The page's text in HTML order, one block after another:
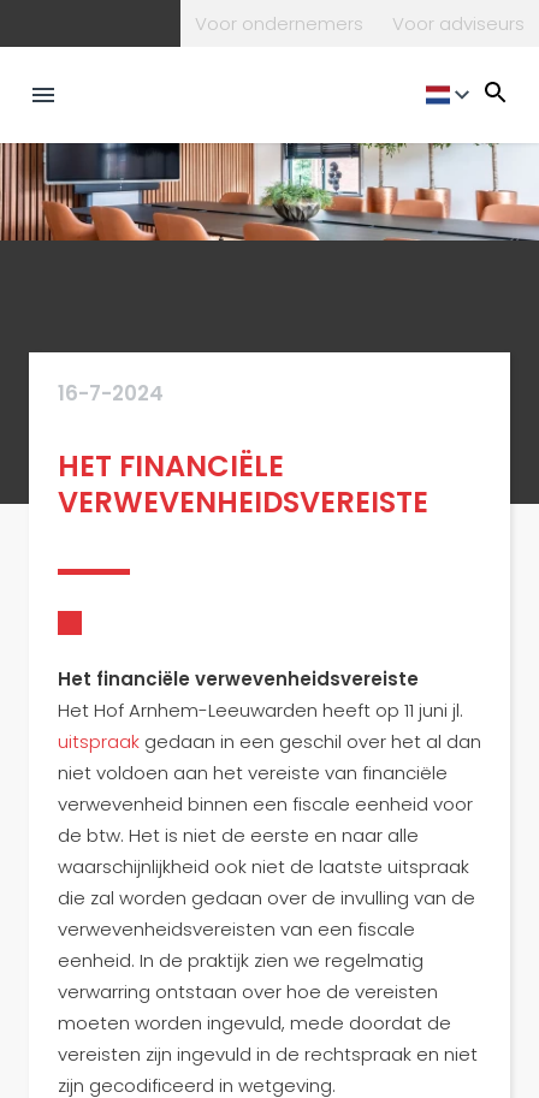
Voor ondernemers Voor adviseurs
16-7-2024
HET FINANCIËLE
VERWEVENHEIDSVEREISTE
Het financiële verwevenheidsvereiste
Het Hof Arnhem-Leeuwarden heeft op 11 juni jl.
uitspraak gedaan in een geschil over het al dan
niet voldoen aan het vereiste van financiële
verwevenheid binnen een fiscale eenheid voor
de btw. Het is niet de eerste en naar alle
waarschijnlijkheid ook niet de laatste uitspraak
die zal worden gedaan over de invulling van de
verwevenheidsvereisten van een fiscale
eenheid. In de praktijk zien we regelmatig
verwarring ontstaan over hoe de vereisten
moeten worden ingevuld, mede doordat de
vereisten zijn ingevuld in de rechtspraak en niet
zijn gecodificeerd in wetgeving.